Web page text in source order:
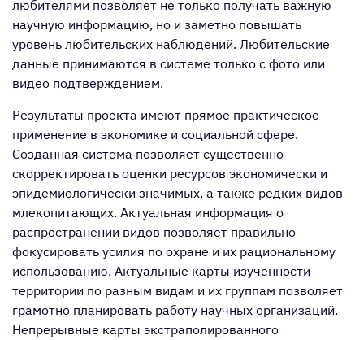
любителями позволяет не только получать важную
научную информацию, но и заметно повышать
уровень любительских наблюдений. Любительские
данные принимаются в системе только с фото или
видео подтверждением.
Результаты проекта имеют прямое практическое
применение в экономике и социальной сфере.
Созданная система позволяет существенно
скорректировать оценки ресурсов экономически и
эпидемиологически значимых, а также редких видов
млекопитающих. Актуальная информация о
распространении видов позволяет правильно
фокусировать усилия по охране и их рациональному
использованию. Актуальные карты изученности
территории по разным видам и их группам позволяет
грамотно планировать работу научных организаций.
Непрерывные карты экстраполированного